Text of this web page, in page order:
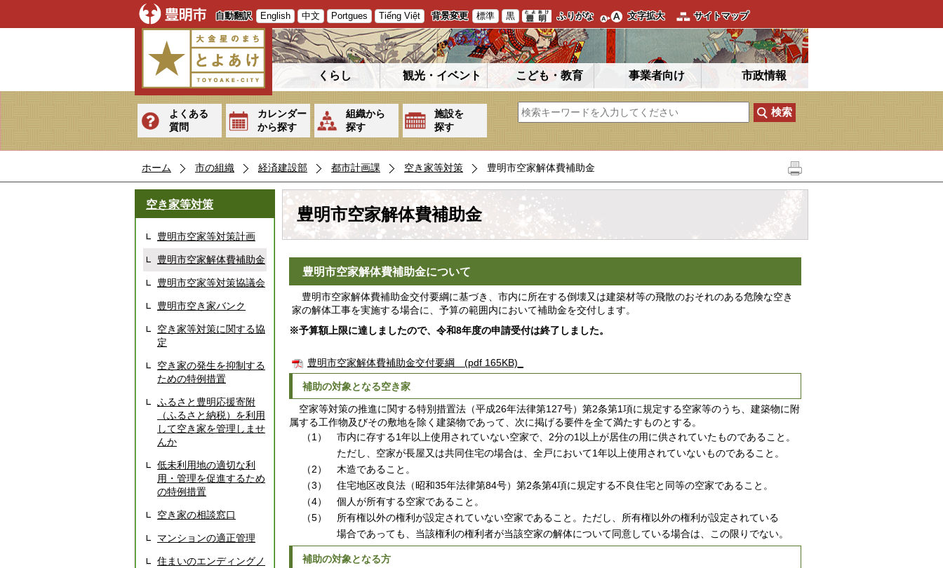
自動翻訳 English 中文 Portgues Tiếng Việt 背景変更 標準 黒 ふりがな 文字拡大 サイトマップ
くらし 観光・イベント こども・教育 事業者向け 市政情報
よくある
質問
カレンダー
から探す
組織から
探す
施設を
探す
ホーム 市の組織 経済建設部 都市計画課 空き家等対策 豊明市空家解体費補助金
空き家等対策
豊明市空家等対策計画
豊明市空家解体費補助金
豊明市空家等対策協議会
豊明市空き家バンク
空き家等対策に関する協
定
空き家の発生を抑制する
ための特例措置
ふるさと豊明応援寄附
（ふるさと納税）を利用
して空き家を管理しませ
んか
低未利用地の適切な利
用・管理を促進するため
の特例措置
空き家の相談窓口
マンションの適正管理
住まいのエンディングノ
豊明市空家解体費補助金
豊明市空家解体費補助金について
豊明市空家解体費補助金交付要綱に基づき、市内に所在する倒壊又は建築材等の飛散のおそれのある危険な空き
家の解体工事を実施する場合に、予算の範囲内において補助金を交付します。
※予算額上限に達しましたので、令和8年度の申請受付は終了しました。
豊明市空家解体費補助金交付要綱 (pdf 165KB)_
補助の対象となる空き家
空家等対策の推進に関する特別措置法（平成26年法律第127号）第2条第1項に規定する空家等のうち、建築物に附
属する工作物及びその敷地を除く建築物であって、次に掲げる要件を全て満たすものとする。
（1） 市内に存する1年以上使用されていない空家で、2分の1以上が居住の用に供されていたものであること。
ただし、空家が長屋又は共同住宅の場合は、全戸において1年以上使用されていないものであること。
（2） 木造であること。
（3） 住宅地区改良法（昭和35年法律第84号）第2条第4項に規定する不良住宅と同等の空家であること。
（4） 個人が所有する空家であること。
（5） 所有権以外の権利が設定されていない空家であること。ただし、所有権以外の権利が設定されている
場合であっても、当該権利の権利者が当該空家の解体について同意している場合は、この限りでない。
補助の対象となる方